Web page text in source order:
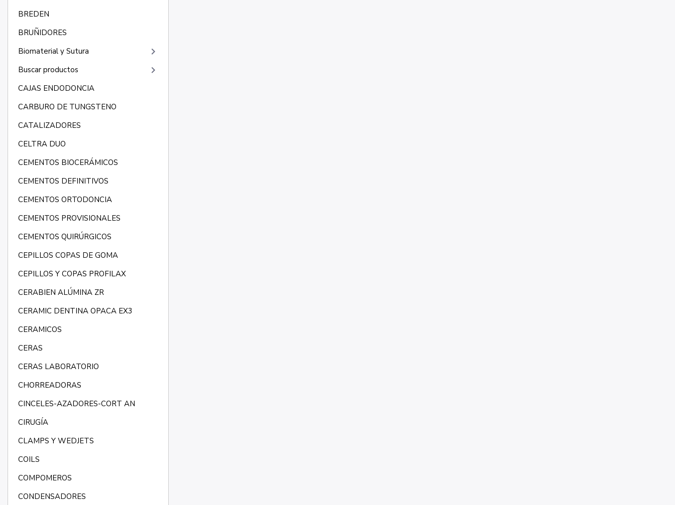
BREDEN
BRUÑIDORES
Biomaterial y Sutura
keyboard_arrow_right
Buscar productos keyboard_arrow_right
CAJAS ENDODONCIA
CARBURO DE TUNGSTENO
CATALIZADORES
CELTRA DUO
CEMENTOS BIOCERÁMICOS
CEMENTOS DEFINITIVOS
CEMENTOS ORTODONCIA
CEMENTOS PROVISIONALES
CEMENTOS QUIRÚRGICOS
CEPILLOS COPAS DE GOMA
CEPILLOS Y COPAS PROFILAX
CERABIEN ALÚMINA ZR
CERAMIC DENTINA OPACA EX3
CERAMICOS
CERAS
CERAS LABORATORIO
CHORREADORAS
CINCELES-AZADORES-CORT AN
CIRUGÍA
CLAMPS Y WEDJETS
COILS
COMPOMEROS
CONDENSADORES